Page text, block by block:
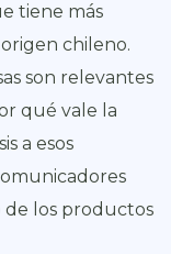
tiene más
origen chileno.
son relevantes
qué vale la
a esos
de los productos